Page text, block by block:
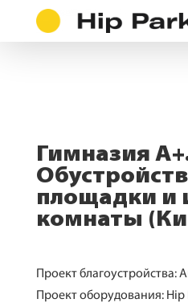
Гимназия
площадки и
комнаты
Проект благоустройства:
Проект оборудования: Hip